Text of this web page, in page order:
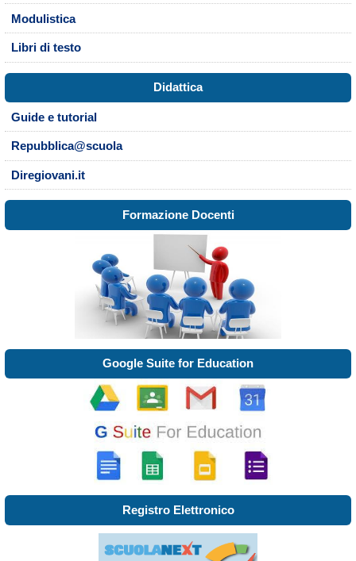
Modulistica
Libri di testo
Didattica
Guide e tutorial
Repubblica@scuola
Diregiovani.it
Formazione Docenti
Google Suite for Education
Registro Elettronico